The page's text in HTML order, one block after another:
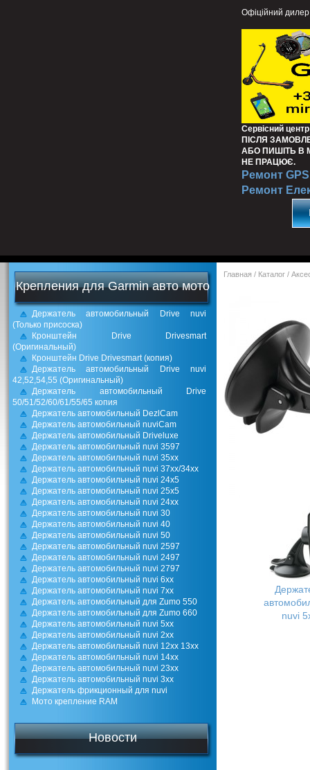
Офіційний дилер
Сервісний
ПІСЛЯ
АБО ПИШІТЬ В
НЕ ПРАЦЮЄ.
Ремонт GPS
Ремонт
Крепления для Garmin авто мото
Держатель автомобильный Drive nuvi
(Только присоска)
Кронштейн Drive Drivesmart
(Оригинальный)
Кронштейн Drive Drivesmart (копия)
Держатель автомобильный Drive nuvi
42,52,54,55 (Оригинальный)
Держатель автомобильный Drive
50/51/52/60/61/55/65 копия
Держатель автомобильный DezlCam
Держатель автомобильный nuviCam
Держатель автомобильный Driveluxe
Держатель автомобильный nuvi 3597
Держатель автомобильный nuvi 35xx
Держатель автомобильный nuvi 37xx/34хх
Держатель автомобильный nuvi 24х5
Держатель автомобильный nuvi 25x5
Держатель автомобильный nuvi 24xx
Держатель автомобильный nuvi 30
Держатель автомобильный nuvi 40
Держатель автомобильный nuvi 50
Держатель автомобильный nuvi 2597
Держатель автомобильный nuvi 2497
Держатель автомобильный nuvi 2797
Держатель автомобильный nuvi 6xx
Держатель автомобильный nuvi 7xx
Держатель автомобильный для Zumo 550
Держатель автомобильный для Zumo 660
Держатель автомобильный nuvi 5xx
Держатель автомобильный nuvi 2xx
Держатель автомобильный nuvi 12xx 13xx
Держатель автомобильный nuvi 14xx
Держатель автомобильный nuvi 23xx
Держатель автомобильный nuvi 3xx
Держатель фрикционный для nuvi
Мото крепление RAM
Новости
Главная / Каталог /
nuvi